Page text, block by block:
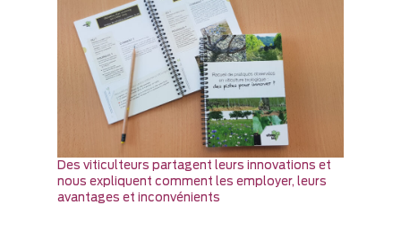
Des viticulteurs partagent leurs innovations et
nous expliquent comment les employer, leurs
avantages et inconvénients